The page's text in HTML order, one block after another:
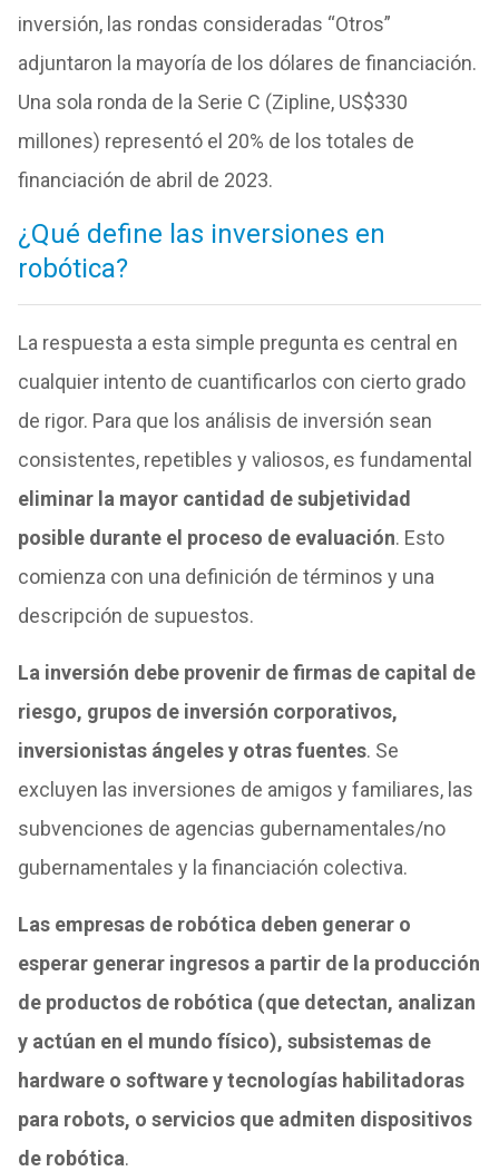
inversión, las rondas consideradas “Otros”
adjuntaron la mayoría de los dólares de financiación.
Una sola ronda de la Serie C (Zipline, US$330
millones) representó el 20% de los totales de
financiación de abril de 2023.
¿Qué define las inversiones en
robótica?
La respuesta a esta simple pregunta es central en
cualquier intento de cuantificarlos con cierto grado
de rigor. Para que los análisis de inversión sean
consistentes, repetibles y valiosos, es fundamental
eliminar la mayor cantidad de subjetividad
posible durante el proceso de evaluación. Esto
comienza con una definición de términos y una
descripción de supuestos.
La inversión debe provenir de firmas de capital de
riesgo, grupos de inversión corporativos,
inversionistas ángeles y otras fuentes. Se
excluyen las inversiones de amigos y familiares, las
subvenciones de agencias gubernamentales/no
gubernamentales y la financiación colectiva.
Las empresas de robótica deben generar o
esperar generar ingresos a partir de la producción
de productos de robótica (que detectan, analizan
y actúan en el mundo físico), subsistemas de
hardware o software y tecnologías habilitadoras
para robots, o servicios que admiten dispositivos
de robótica.